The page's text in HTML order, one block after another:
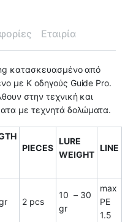
Εταιρία
κατασκευασμένο από
με Κ οδηγούς Guide Pro.
στην τεχνική και
με τεχνητά δολώματα.
PIECES
LURE
WEIGHT
LINE
2 pcs
10 – 30
gr
max
PE
1.5